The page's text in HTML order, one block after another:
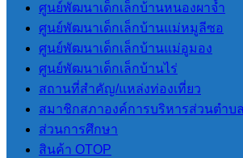
ศูนย์พัฒนาเด็กเล็กบ้านหนองผาจ้ำ
ศูนย์พัฒนาเด็กเล็กบ้านแม่หมูลีซอ
ศูนย์พัฒนาเด็กเล็กบ้านแม่อูมอง
ศูนย์พัฒนาเด็กเล็กบ้านไร่
สถานที่สําคัญ/แหล่งท่องเที่ยว
สมาชิกสภาองค์การบริหารส่วนตําบ
ส่วนการศึกษา
สินค้า OTOP
การประเมินคุณธรรมและ ความ
โปร่งใสของ อปท. (ITA) 2565
การประเมินคุณธรรมและ ความ
โปร่งใสของ อปท. (ITA) 2566
การประเมินคุณธรรมและความ
โปร่งใสของ อปท. (ITA) 2567
การประเมินคุณธรรมและความ